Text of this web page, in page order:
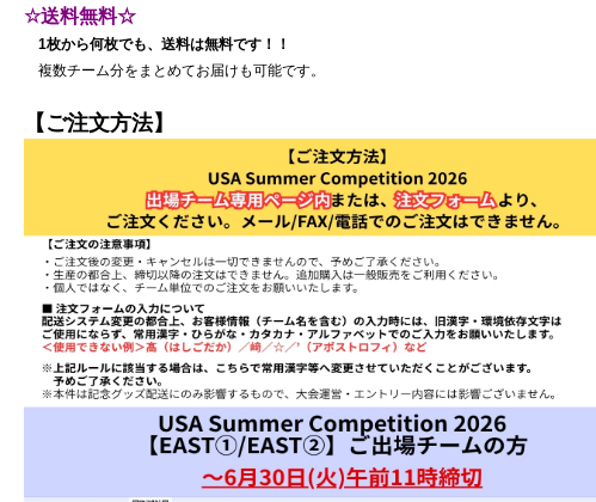
☆送料無料☆
1枚から何枚でも、送料は無料です！！
複数チーム分をまとめてお届けも可能です。
【ご注文方法】